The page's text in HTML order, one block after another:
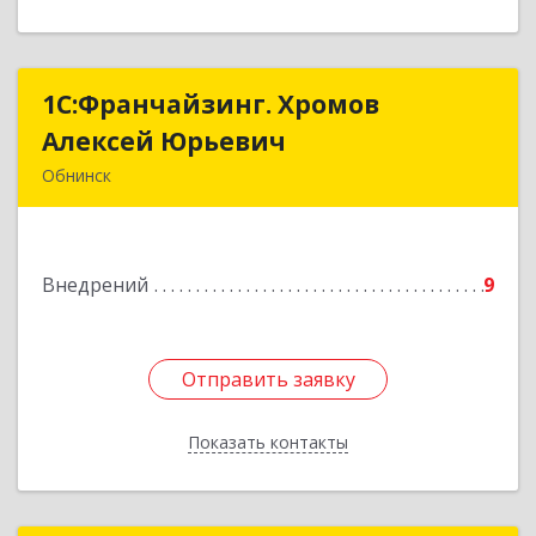
1С:Франчайзинг. Хромов
Алексей Юрьевич
Обнинск
Внедрений 9
Отправить заявку
Показать контакты
1С:Франчайзинг. Хромов
Алексей Юрьевич
Подробнее
Отправить заявку
Назад